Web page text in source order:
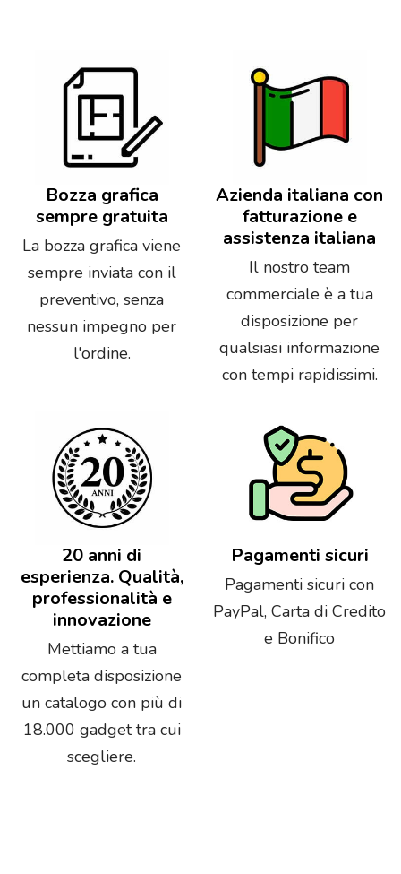
Bozza grafica
sempre gratuita
La bozza grafica viene
sempre inviata con il
preventivo, senza
nessun impegno per
l'ordine.
Azienda italiana con
fatturazione e
assistenza italiana
Il nostro team
commerciale è a tua
disposizione per
qualsiasi informazione
con tempi rapidissimi.
20 anni di
esperienza. Qualità,
professionalità e
innovazione
Mettiamo a tua
completa disposizione
un catalogo con più di
18.000 gadget tra cui
scegliere.
Pagamenti sicuri
Pagamenti sicuri con
PayPal, Carta di Credito
e Bonifico